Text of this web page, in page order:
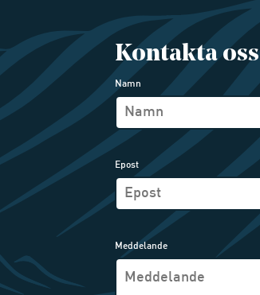
Kontakta oss
Namn
Epost
Meddelande